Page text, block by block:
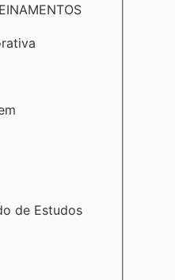
de Estudos